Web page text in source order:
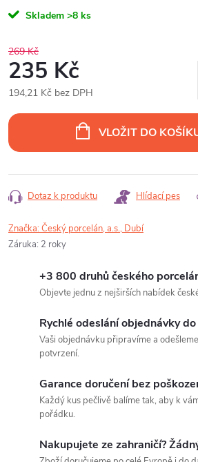
Skladem >8 ks
269 Kč
235 Kč
194,21 Kč bez DPH
cena:
VLOŽIT DO
Dotaz k produktu Hlídací pes
Značka:Český porcelán, a.s., Dubí
Záruka: 2 roky
+3 800 druhů českého
Objevte jednu z nejširších nabídek
Rychlé odeslání objednávky
Vaši objednávku připravíme a
potvrzení.
Garance doručení bez
Každý kus pečlivě balíme tak, aby k
pořádku.
Nakupujete ze zahraničí?